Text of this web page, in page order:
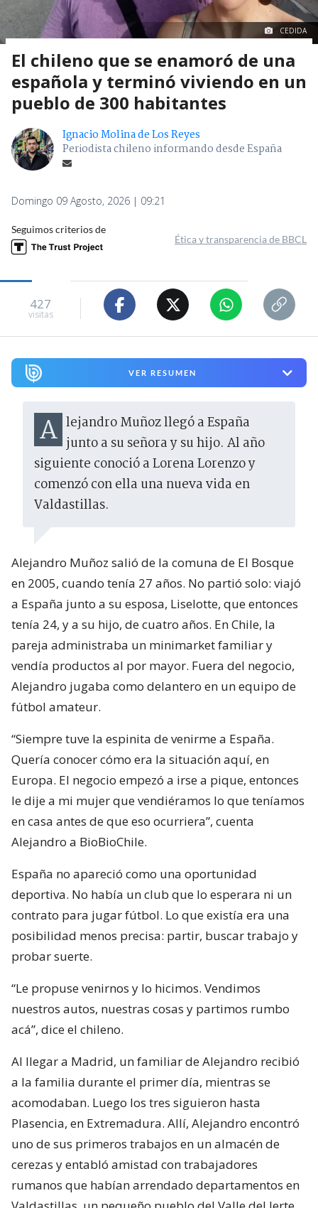
CEDIDA
El chileno que se enamoró de una
española y terminó viviendo en un
pueblo de 300 habitantes
Ignacio Molina de Los Reyes
Periodista chileno informando desde España
Domingo 09 Agosto, 2026 | 09:21
Seguimos criterios de
Ética y transparencia de BBCL
427
visitas
VER RESUMEN
Alejandro Muñoz llegó a España junto a su señora y su hijo. Al año
siguiente conoció a Lorena Lorenzo y
comenzó con ella una nueva vida en
Valdastillas.
Alejandro Muñoz salió de la comuna de El Bosque
en 2005, cuando tenía 27 años. No partió solo: viajó
a España junto a su esposa, Liselotte, que entonces
tenía 24, y a su hijo, de cuatro años. En Chile, la
pareja administraba un minimarket familiar y
vendía productos al por mayor. Fuera del negocio,
Alejandro jugaba como delantero en un equipo de
fútbol amateur.
“Siempre tuve la espinita de venirme a España.
Quería conocer cómo era la situación aquí, en
Europa. El negocio empezó a irse a pique, entonces
le dije a mi mujer que vendiéramos lo que teníamos
en casa antes de que eso ocurriera”, cuenta
Alejandro a BioBioChile.
España no apareció como una oportunidad
deportiva. No había un club que lo esperara ni un
contrato para jugar fútbol. Lo que existía era una
posibilidad menos precisa: partir, buscar trabajo y
probar suerte.
“Le propuse venirnos y lo hicimos. Vendimos
nuestros autos, nuestras cosas y partimos rumbo
acá”, dice el chileno.
Al llegar a Madrid, un familiar de Alejandro recibió
a la familia durante el primer día, mientras se
acomodaban. Luego los tres siguieron hasta
Plasencia, en Extremadura. Allí, Alejandro encontró
uno de sus primeros trabajos en un almacén de
cerezas y entabló amistad con trabajadores
rumanos que habían arrendado departamentos en